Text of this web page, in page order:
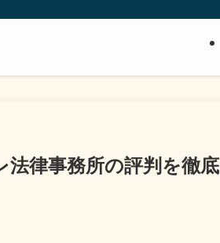
法律事務所の評判を徹底